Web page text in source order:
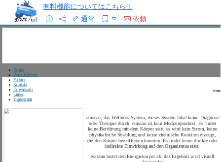
有料機能についてはこちら！
通常
依頼